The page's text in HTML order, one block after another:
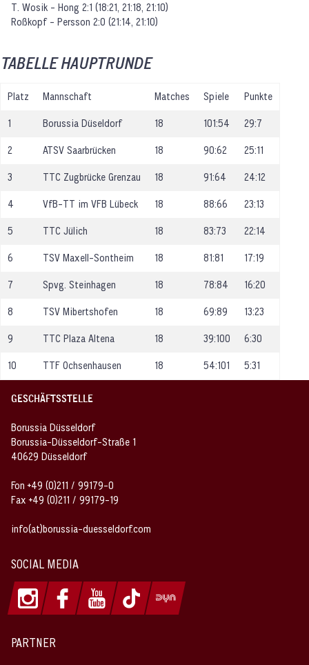
T. Wosik - Hong 2:1 (18:21, 21:18, 21:10)
Roßkopf - Persson 2:0 (21:14, 21:10)
TABELLE HAUPTRUNDE
Platz Mannschaft Matches Spiele Punkte
1 Borussia Düseldorf 18 101:54 29:7
2 ATSV Saarbrücken 18 90:62 25:11
3 TTC Zugbrücke Grenzau 18 91:64 24:12
4 VfB-TT im VFB Lübeck 18 88:66 23:13
5 TTC Jülich 18 83:73 22:14
6 TSV Maxell-Sontheim 18 81:81 17:19
7 Spvg. Steinhagen 18 78:84 16:20
8 TSV Mibertshofen 18 69:89 13:23
9 TTC Plaza Altena 18 39:100 6:30
10 TTF Ochsenhausen 18 54:101 5:31
GESCHÄFTSSTELLE
Borussia Düsseldorf
Borussia-Düsseldorf-Straße 1
40629 Düsseldorf
Fon +49 (0)211 / 99179-0
Fax +49 (0)211 / 99179-19
info(at)borussia-duesseldorf.com
SOCIAL MEDIA
PARTNER